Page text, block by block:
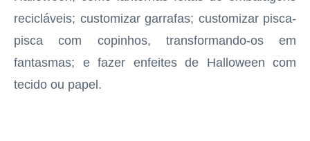
recicláveis; customizar garrafas; customizar pisca-
pisca com copinhos, transformando-os em
fantasmas; e fazer enfeites de Halloween com
tecido ou papel.